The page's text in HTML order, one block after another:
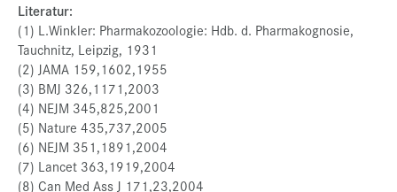
Literatur:
(1) L.Winkler: Pharmakozoologie: Hdb. d. Pharmakognosie,
Tauchnitz, Leipzig, 1931
(2) JAMA 159,1602,1955
(3) BMJ 326,1171,2003
(4) NEJM 345,825,2001
(5) Nature 435,737,2005
(6) NEJM 351,1891,2004
(7) Lancet 363,1919,2004
(8) Can Med Ass J 171,23,2004